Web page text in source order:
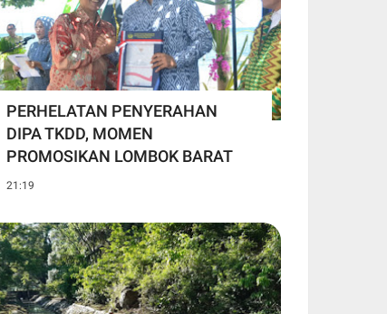
PERHELATAN PENYERAHAN
DIPA TKDD, MOMEN
PROMOSIKAN LOMBOK BARAT
21:19